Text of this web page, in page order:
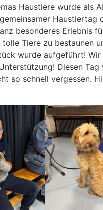
Haustiere wurde als
Haustiertag
besonderes Erlebnis
Tiere zu bestaunen
wurde aufgeführt!
Diesen Tag
so schnell vergessen.